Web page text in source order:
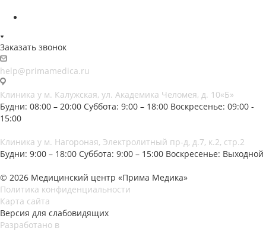
Заказать звонок
help@primamedica.ru
Клиника у м. Калужская, ул. Академика Челомея, д. 10«Б»
Будни: 08:00 – 20:00 Суббота: 9:00 – 18:00 Воскресенье: 09:00 -
15:00
Клиника у м. Нагороная, Электролитный пр-д, д.7, к.2, стр.2
Будни: 9:00 – 18:00 Суббота: 9:00 – 15:00 Воскресенье: Выходной
© 2026 Медицинский центр «Прима Медика»
Политика конфиденциальности
Карта сайта
Версия для слабовидящих
Разработано в